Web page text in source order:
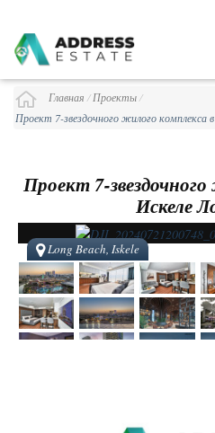
Главная / Проекты/
Проект 7-звездочного жилого комплекса
Проект 7-
Искеле
Long Beach, Iskele